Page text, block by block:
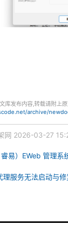
库发布内容,转载请附上
archive/
网 2026-03-27
易）EWeb 管理系
理服务无法启动与修